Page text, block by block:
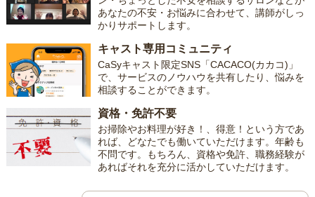
あなたの不安・お悩みに合わせて、講師がしっ
かりサポートします。
キャスト専用コミュニティ
CaSyキャスト限定SNS「CACACO(カカコ)」
で、サービスのノウハウを共有したり、悩みを
相談することができます。
資格・免許不要
お掃除やお料理が好き！、得意！という方であ
れば、どなたでも働いていただけます。年齢も
不問です。もちろん、資格や免許、職務経験が
あればそれを充分に活かしていただけます。